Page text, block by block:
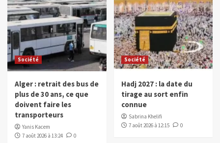
Société
Alger : retrait des bus de
plus de 30 ans, ce que
doivent faire les
transporteurs
Yanis Kacem
7 août 2026 à 13:24
0
Société
Hadj 2027 : la date du
tirage au sort enfin
connue
Sabrina Khelifi
7 août 2026 à 12:15
0